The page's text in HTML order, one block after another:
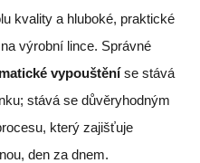
kvality a hluboké, praktické
výrobní lince. Správné
vypouštěníse stává
stává se důvěryhodným
který zajišťuje
den za dnem.